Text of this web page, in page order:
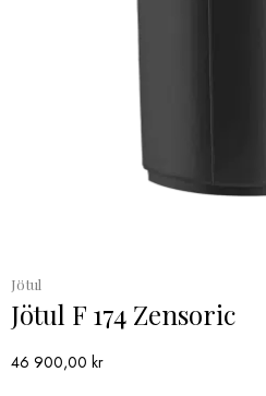
Jötul
Jötul F 174 Zensoric
46 900,00 kr